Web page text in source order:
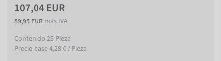
107,04 EUR
89,95 EUR más IVA
Contenido 25 Pieza
Precio base4,28 € / Pieza